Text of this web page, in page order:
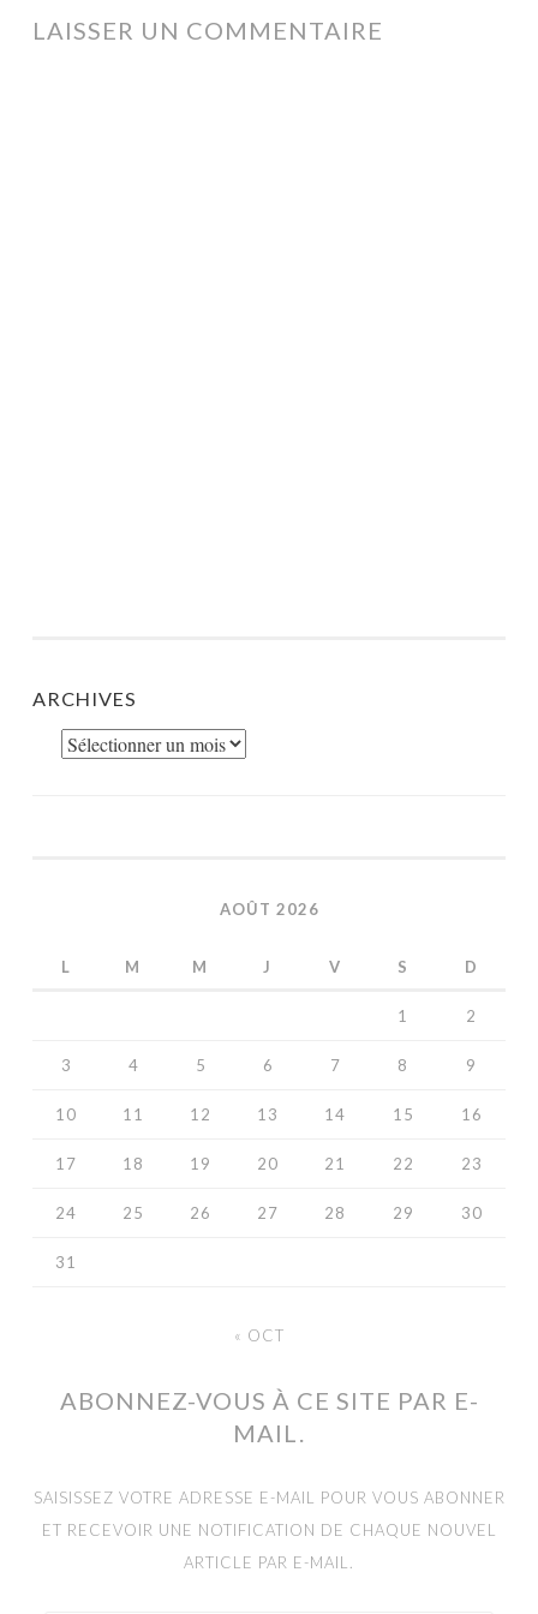
ARTICLES
LAISSER UN COMMENTAIRE
ARCHIVES
Archives
AOÛT 2026
L M M J V S D
1 2
3 4 5 6 7 8 9
10 11 12 13 14 15 16
17 18 19 20 21 22 23
24 25 26 27 28 29 30
31
« OCT
ABONNEZ-VOUS À CE SITE PAR E-
MAIL.
SAISISSEZ VOTRE ADRESSE E-MAIL POUR VOUS ABONNER
ET RECEVOIR UNE NOTIFICATION DE CHAQUE NOUVEL
ARTICLE PAR E-MAIL.